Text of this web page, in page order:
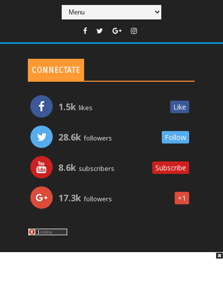
CONNECTATE
1.5k likes Like
28.6k followers Follow
8.6k subscribers Subscribe
17.3k followers +1